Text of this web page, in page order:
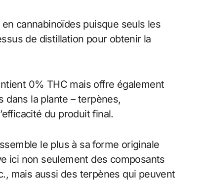
cannabinoïdes puisque seuls les
de distillation pour obtenir la
0% THC mais offre également
dans la plante – terpènes,
du produit final.
le plus à sa forme originale
ici non seulement des composants
mais aussi des terpènes qui peuvent